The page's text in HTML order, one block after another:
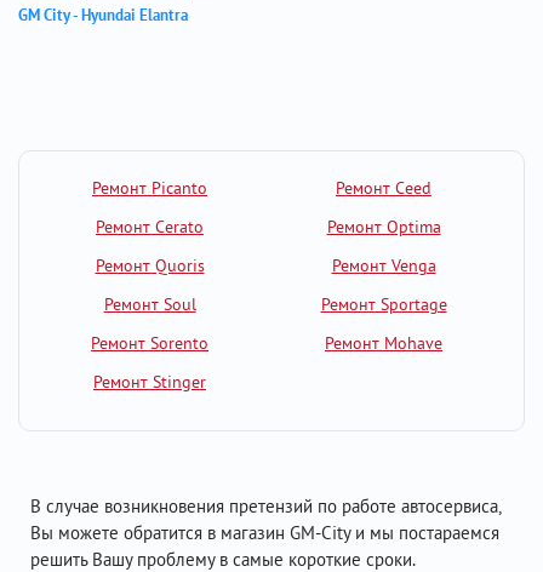
GM City - Hyundai Elantra
Ремонт Picanto
Ремонт Ceed
Ремонт Cerato
Ремонт Optima
Ремонт Quoris
Ремонт Venga
Ремонт Soul
Ремонт Sportage
Ремонт Sorento
Ремонт Mohave
Ремонт Stinger
В случае возникновения претензий по работе автосервиса,
Вы можете обратится в магазин GM-City и мы постараемся
решить Вашу проблему в самые короткие сроки.